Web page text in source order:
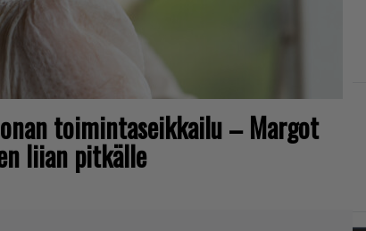
toimintaseikkailu – Margot
liian pitkälle